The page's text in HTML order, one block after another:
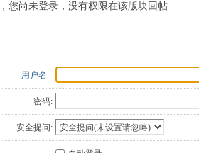
您尚未登录，没有权限在该版块回帖
用户名
密码:
安全提问: